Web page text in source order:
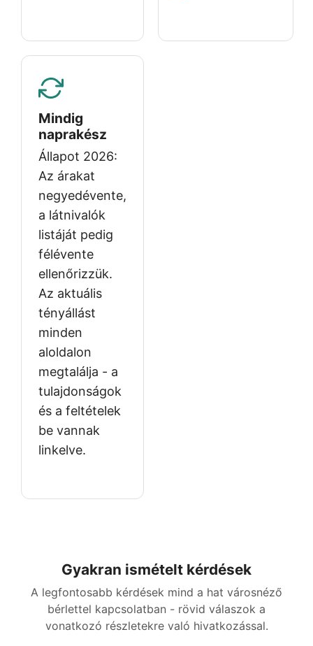
Mindig
naprakész
Állapot 2026:
Az árakat
negyedévente,
a látnivalók
listáját pedig
félévente
ellenőrizzük.
Az aktuális
tényállást
minden
aloldalon
megtalálja - a
tulajdonságok
és a feltételek
be vannak
linkelve.
Gyakran ismételt kérdések
A legfontosabb kérdések mind a hat városnéző
bérlettel kapcsolatban - rövid válaszok a
vonatkozó részletekre való hivatkozással.